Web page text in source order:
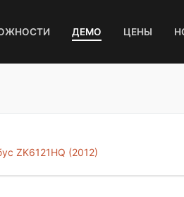
ДЕМО ЦЕНЫ
ZK6121HQ (2012)